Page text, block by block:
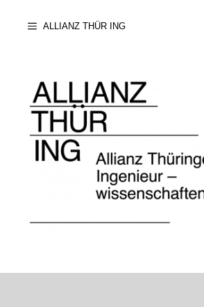
ALLIANZ THÜR ING